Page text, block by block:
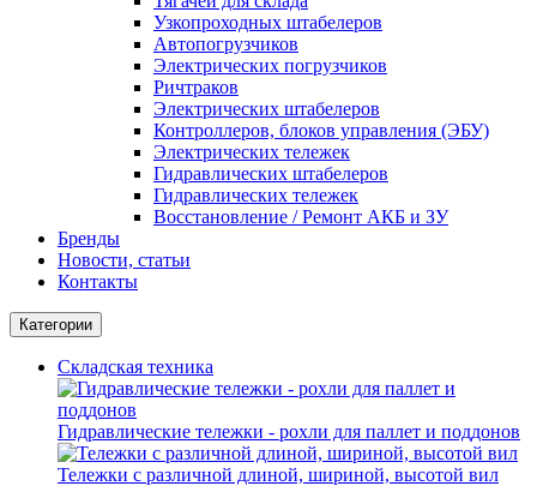
Узкопроходных штабелеров
Автопогрузчиков
Электрических погрузчиков
Ричтраков
Электрических штабелеров
Контроллеров, блоков управления (ЭБУ)
Электрических тележек
Гидравлических штабелеров
Гидравлических тележек
Восстановление / Ремонт АКБ и ЗУ
Бренды
Новости, статьи
Контакты
Категории
Складская техника
Гидравлические тележки - рохли для паллет и поддонов
Тележки с различной длиной, шириной, высотой вил